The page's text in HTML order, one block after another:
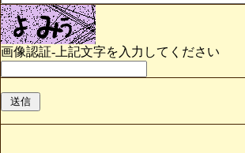
画像認証-上記文字を入力してください